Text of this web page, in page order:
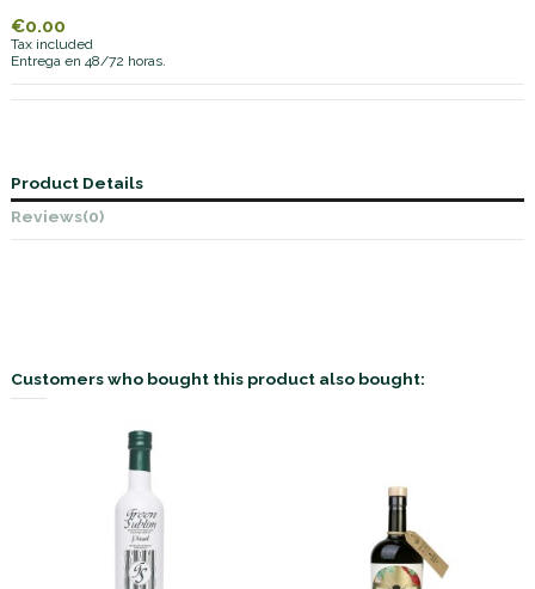
€0.00
Tax included
Entrega en 48/72 horas.
Product Details
Reviews(0)
Customers who bought this product also bought: